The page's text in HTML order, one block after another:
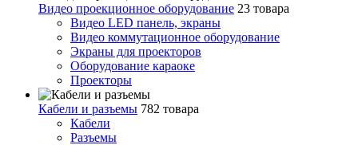
Видео проекционное оборудование 23 товара
Видео LED панель, экраны
Видео коммутационное оборудование
Экраны для проекторов
Оборудование караоке
Проекторы
Кабели и разъемы 782 товара
Кабели
Разъемы